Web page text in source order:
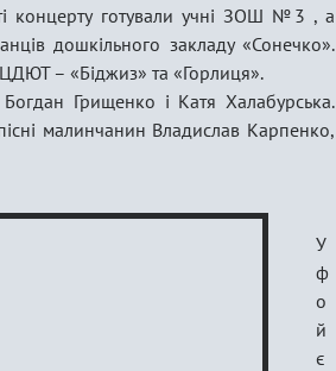
концерту готували учні ЗОШ №3 , а
дошкільного закладу «Сонечко».
– «Біджиз» та «Горлиця».
Грищенко і Катя Халабурська.
малинчанин Владислав Карпенко,
У
ф
о
й
є